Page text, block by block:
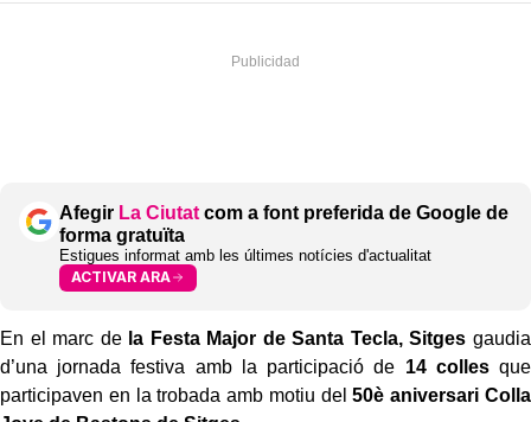
Afegir La Ciutat com a font preferida de Google de
forma gratuïta
Estigues informat amb les últimes notícies d'actualitat
ACTIVAR ARA
En el marc de la Festa Major de Santa Tecla, Sitges gaudia
d’una jornada festiva amb la participació de 14 collesque
participaven en la trobada amb motiu del50è aniversari Colla